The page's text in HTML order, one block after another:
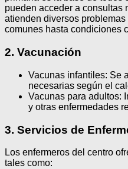
pueden acceder a consultas
atienden diversos
comunes hasta condiciones
2. Vacunación
Vacunas infantiles: Se
necesarias según el
Vacunas para adultos:
y otras enfermedades
3. Servicios de
Los enfermeros del centro
tales como: